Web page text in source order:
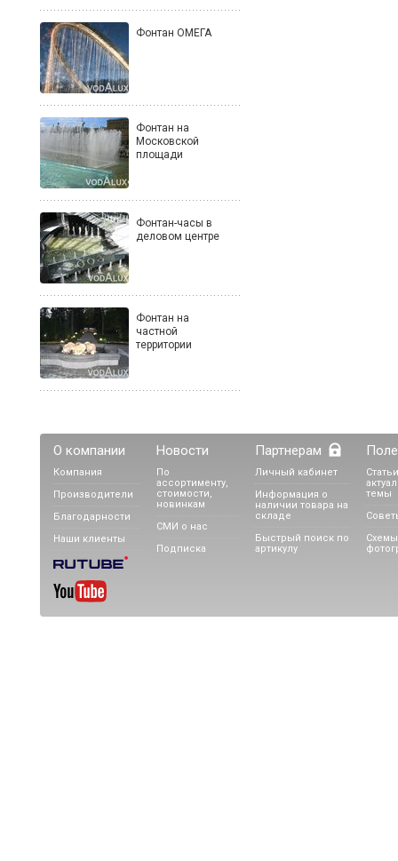
Фонтан ОМЕГА
Фонтан на
Московской
площади
Фонтан-часы в
деловом центре
Фонтан на
частной
территории
О компании
Компания
Производители
Благодарности
Наши клиенты
Новости
По
ассортименту,
стоимости,
новинкам
СМИ о нас
Подписка
Партнерам
Личный кабинет
Информация о
наличии товара на
складе
Быстрый поиск по
артикулу
темы